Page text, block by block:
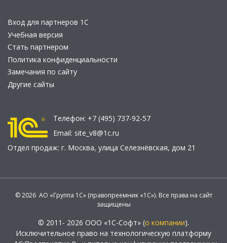
Вход для партнеров 1С
Учебная версия
Стать партнером
Политика конфиденциальности
Замечания по сайту
Другие сайты
Телефон: +7 (495) 737-92-57
Email: site_v8@1c.ru
Отдел продаж: г. Москва, улица Селезнёвская, дом 21
© 2026 АО «Группа 1С» (правопреемник «1С»). Все права на сайт
защищены
© 2011- 2026 ООО «1С-Софт» (о компании).
Исключительное право на технологическую платформу